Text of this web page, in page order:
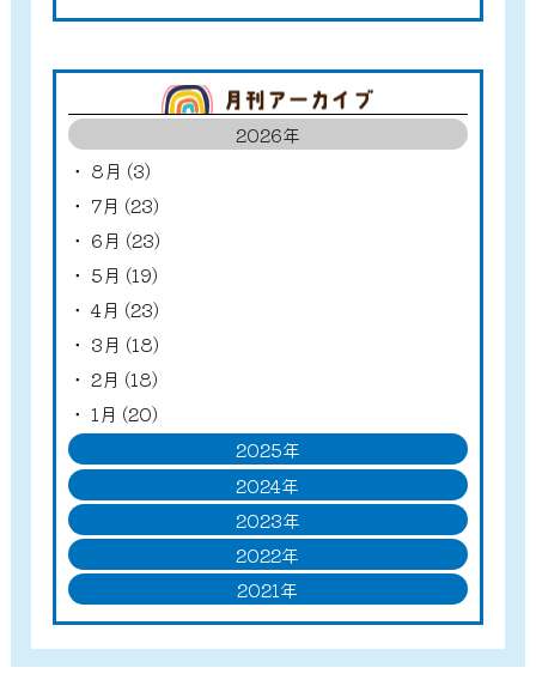
2026年
8月 (3)
7月 (23)
6月 (23)
5月 (19)
4月 (23)
3月 (18)
2月 (18)
1月 (20)
2025年
2024年
2023年
2022年
2021年